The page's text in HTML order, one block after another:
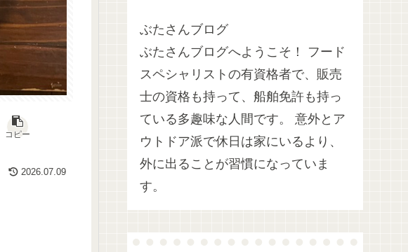
コピー
2026.07.09
ぶたさんブログ
ぶたさんブログへようこそ！ フード
スペシャリストの有資格者で、販売
士の資格も持って、船舶免許も持っ
ている多趣味な人間です。 意外とア
ウトドア派で休日は家にいるより、
外に出ることが習慣になっていま
す。